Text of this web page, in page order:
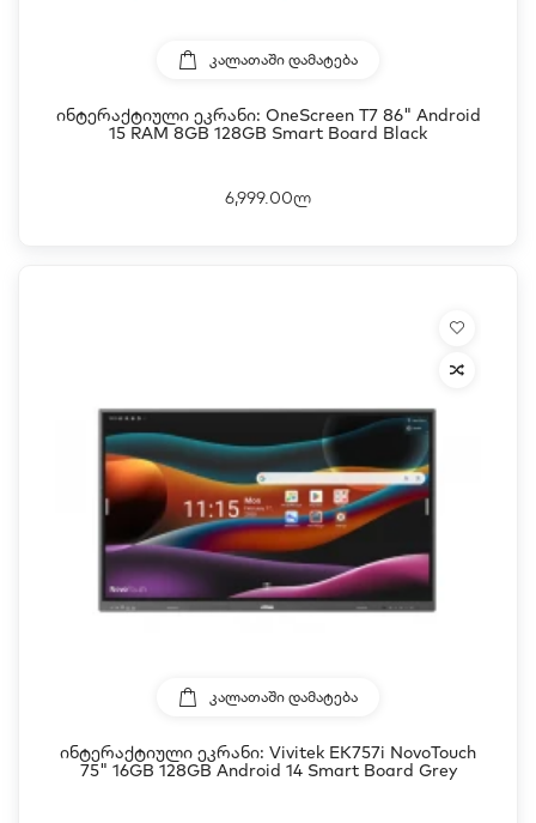
ᲙᲐᲚᲐᲗᲐᲨᲘ ᲓᲐᲛᲐᲢᲔᲑᲐ
Ინტერაქტიული Ეკრანი: OneScreen T7 86" Android
15 RAM 8GB 128GB Smart Board Black
6,999.00ლ
ᲙᲐᲚᲐᲗᲐᲨᲘ ᲓᲐᲛᲐᲢᲔᲑᲐ
Ინტერაქტიული Ეკრანი: Vivitek EK757i NovoTouch
75" 16GB 128GB Android 14 Smart Board Grey